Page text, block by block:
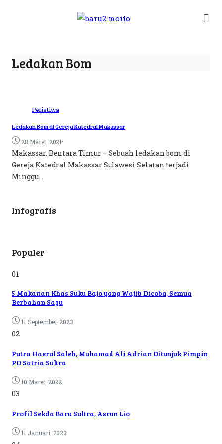
Ledakan Bom
Peristiwa
Ledakan Bom di Gereja Katedral Makassar
28 Maret, 2021•
Makassar. Bentara Timur – Sebuah ledakan bom di
Gereja Katedral Makassar Sulawesi Selatan terjadi
Minggu...
Infografis
Populer
01
5 Makanan Khas Suku Bajo yang Wajib Dicoba, Semua
Berbahan Sagu
11 September, 2023
02
Putra Haerul Saleh, Muhamad Ali Adrian Ditunjuk Pimpin
PD Satria Sultra
10 Maret, 2022
03
Profil Sekda Baru Sultra, Asrun Lio
11 Januari, 2023